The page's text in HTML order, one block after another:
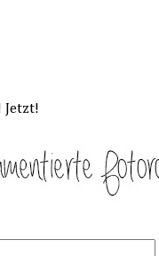
Jetzt!